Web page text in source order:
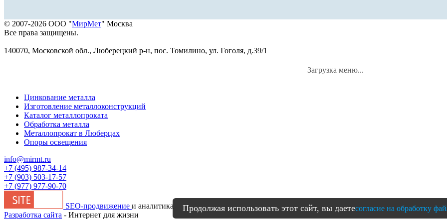
© 2007-2026 ООО "МирМет" Москва
Все права защищены.
140070, Московской обл., Люберецкий р-н, пос. Томилино, ул. Гоголя, д.39/1
Загрузка меню...
Цинкование металла
Изготовление металлоконструкций
Каталог металлопроката
Обработка металла
Металлопрокат в Люберцах
Опоры освещения
info@mirmt.ru
+7 (495) 987-34-14
+7 (903) 503-17-57
+7 (977) 977-90-70
SEO-продвижение и аналитика
Разработка сайта - Интернет для жизни
Продолжая использовать этот сайт, вы даетесогласие на обработку